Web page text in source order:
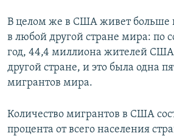
В целом же в США живет больше
в любой другой стране мира: по
год, 44,4 миллиона жителей США
другой стране, и это была одна
мигрантов мира.
Количество мигрантов в США
процента от всего населения